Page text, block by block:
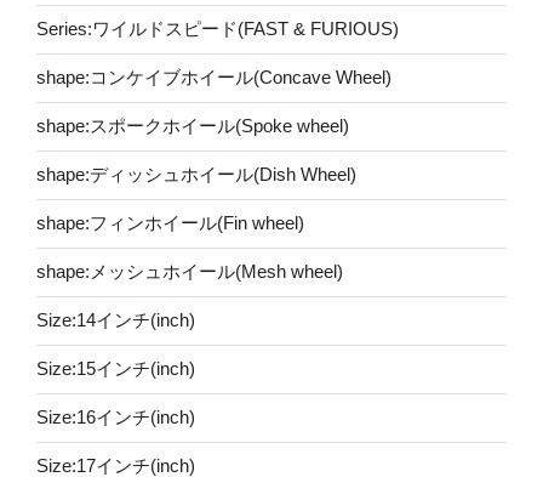
Series:ワイルドスピード(FAST & FURIOUS)
shape:コンケイブホイール(Concave Wheel)
shape:スポークホイール(Spoke wheel)
shape:ディッシュホイール(Dish Wheel)
shape:フィンホイール(Fin wheel)
shape:メッシュホイール(Mesh wheel)
Size:14インチ(inch)
Size:15インチ(inch)
Size:16インチ(inch)
Size:17インチ(inch)